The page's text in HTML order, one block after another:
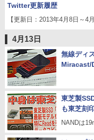
Twitter更新履歴
【更新日：2013年4月8日～4月
4月13日
無線ディ
Miracast/
東芝製
も東芝刻
NANDは